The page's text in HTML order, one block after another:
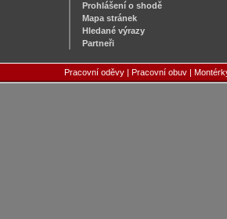
Prohlášení o shodě
Mapa stránek
Hledané výrazy
Partneři
Pracovní oděvy | Pracovní obuv |